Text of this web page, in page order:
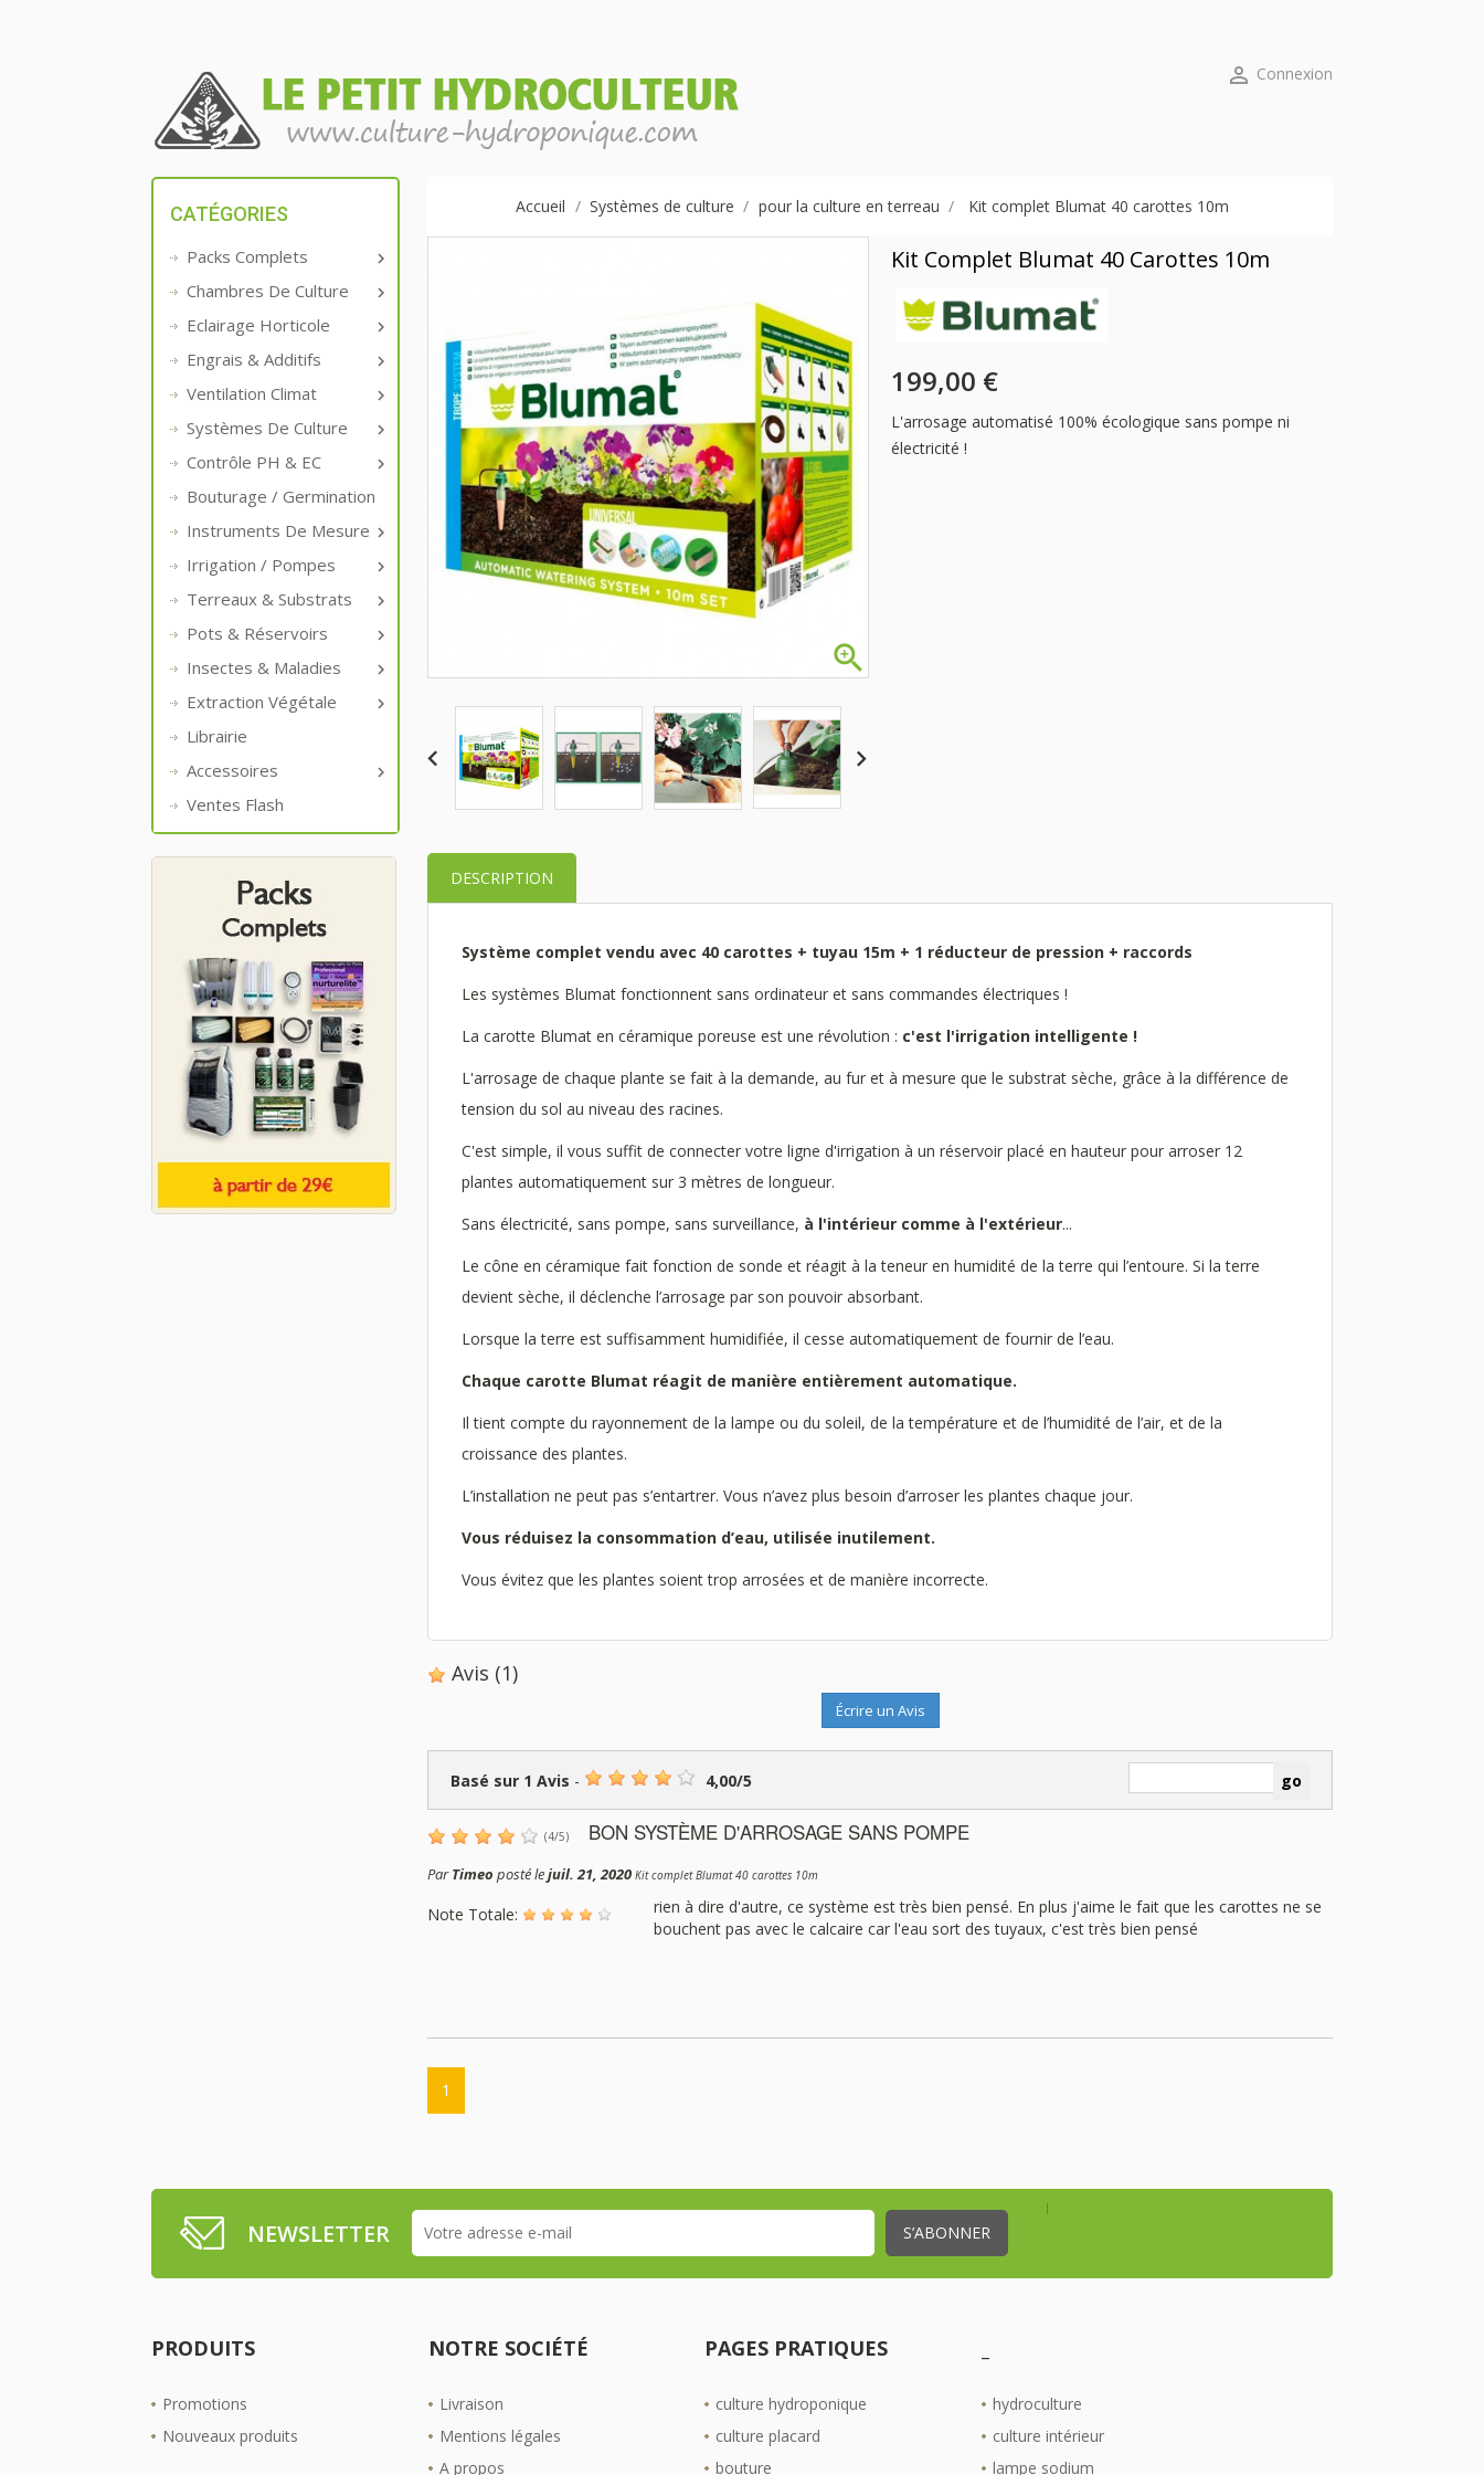
 Connexion
CATÉGORIES

Packs Complets

Chambres De Culture

Eclairage Horticole

Engrais & Additifs

Ventilation Climat

Systèmes De Culture

Contrôle PH & EC
Bouturage / Germination

Instruments De Mesure

Irrigation / Pompes

Terreaux & Substrats

Pots & Réservoirs

Insectes & Maladies

Extraction Végétale
Librairie

Accessoires
Ventes Flash
Accueil Systèmes de culture pour la culture en terreau Kit complet Blumat 40 carottes 10m

Kit Complet Blumat 40 Carottes 10m
199,00 €
L'arrosage automatisé 100% écologique sans pompe ni
électricité !
DESCRIPTION
Système complet vendu avec 40 carottes + tuyau 15m + 1 réducteur de pression + raccords
Les systèmes Blumat fonctionnent sans ordinateur et sans commandes électriques !
La carotte Blumat en céramique poreuse est une révolution : c'est l'irrigation intelligente !
L'arrosage de chaque plante se fait à la demande, au fur et à mesure que le substrat sèche, grâce à la différence de
tension du sol au niveau des racines.
C'est simple, il vous suffit de connecter votre ligne d'irrigation à un réservoir placé en hauteur pour arroser 12
plantes automatiquement sur 3 mètres de longueur.
Sans électricité, sans pompe, sans surveillance, à l'intérieur comme à l'extérieur...
Le cône en céramique fait fonction de sonde et réagit à la teneur en humidité de la terre qui l’entoure. Si la terre
devient sèche, il déclenche l’arrosage par son pouvoir absorbant.
Lorsque la terre est suffisamment humidifiée, il cesse automatiquement de fournir de l’eau.
Chaque carotte Blumat réagit de manière entièrement automatique.
Il tient compte du rayonnement de la lampe ou du soleil, de la température et de l’humidité de l’air, et de la
croissance des plantes.
L’installation ne peut pas s’entartrer. Vous n’avez plus besoin d’arroser les plantes chaque jour.
Vous réduisez la consommation d’eau, utilisée inutilement.
Vous évitez que les plantes soient trop arrosées et de manière incorrecte.
Avis (1)
Écrire un Avis
Basé sur 1 Avis - 4,00/5
(4/5) BON SYSTÈME D'ARROSAGE SANS POMPE
ParTimeo posté lejuil. 21, 2020 Kit complet Blumat 40 carottes 10m
Note Totale:
rien à dire d'autre, ce système est très bien pensé. En plus j'aime le fait que les carottes ne se
bouchent pas avec le calcaire car l'eau sort des tuyaux, c'est très bien pensé
1
NEWSLETTER
PRODUITS
Promotions
Nouveaux produits
NOTRE SOCIÉTÉ
Livraison
Mentions légales
A propos
PAGES PRATIQUES
culture hydroponique
culture placard
bouture
hydroculture
culture intérieur
lampe sodium